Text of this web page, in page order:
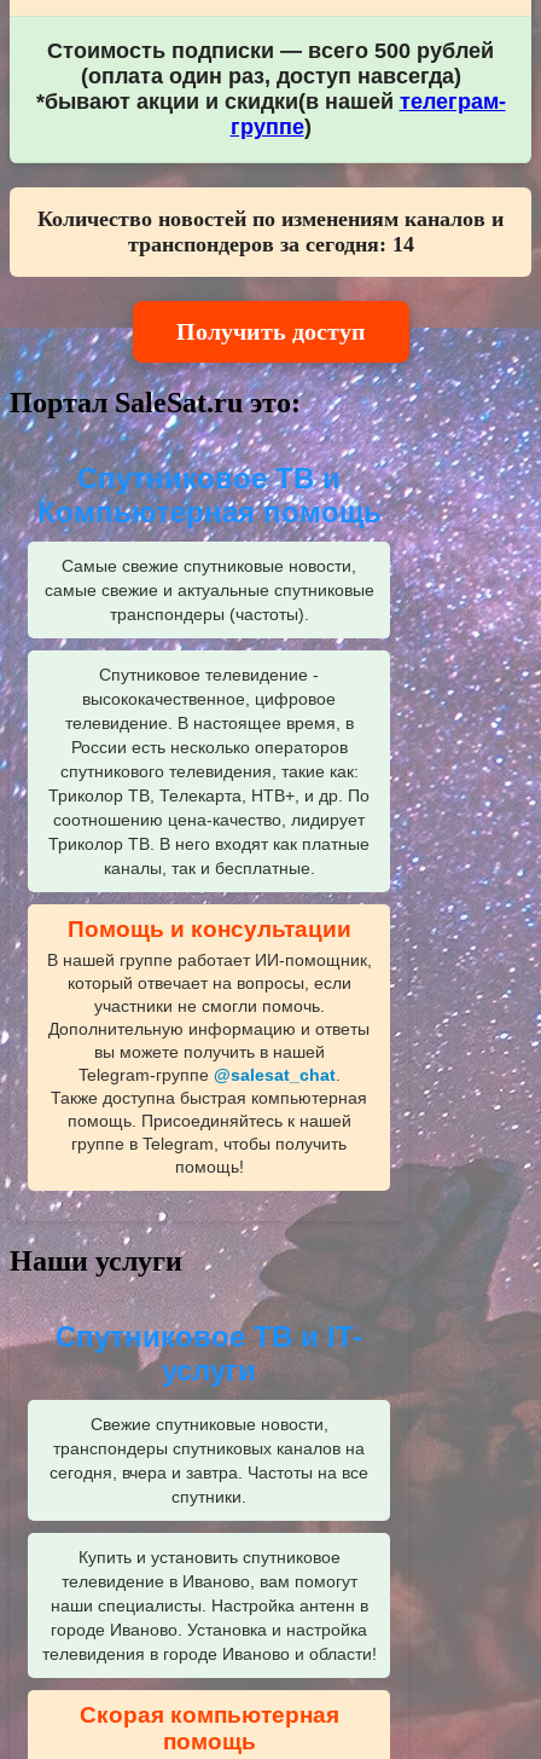
Стоимость подписки — всего 500 рублей
(оплата один раз, доступ навсегда)
*бывают акции и скидки(в нашей телеграм-
группе)
Количество новостей по изменениям каналов и
транспондеров за сегодня: 14
Получить доступ
Портал SaleSat.ru это:
Спутниковое ТВ и
Компьютерная помощь
Самые свежие спутниковые новости,
самые свежие и актуальные спутниковые
транспондеры (частоты).
Спутниковое телевидение -
высококачественное, цифровое
телевидение. В настоящее время, в
России есть несколько операторов
спутникового телевидения, такие как:
Триколор ТВ, Телекарта, НТВ+, и др. По
соотношению цена-качество, лидирует
Триколор ТВ. В него входят как платные
каналы, так и бесплатные.
Помощь и консультации
В нашей группе работает ИИ‑помощник,
который отвечает на вопросы, если
участники не смогли помочь.
Дополнительную информацию и ответы
вы можете получить в нашей
Telegram‑группе @salesat_chat.
Также доступна быстрая компьютерная
помощь. Присоединяйтесь к нашей
группе в Telegram, чтобы получить
помощь!
Наши услуги
Спутниковое ТВ и IT-
услуги
Свежие спутниковые новости,
транспондеры спутниковых каналов на
сегодня, вчера и завтра. Частоты на все
спутники.
Купить и установить спутниковое
телевидение в Иваново, вам помогут
наши специалисты. Настройка антенн в
городе Иваново. Установка и настройка
телевидения в городе Иваново и области!
Скорая компьютерная
помощь